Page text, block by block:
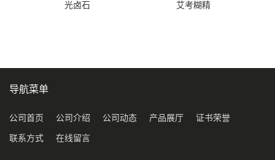
光卤石 艾考糊精
导航菜单
公司首页 公司介绍 公司动态 产品展厅 证书荣誉
联系方式 在线留言